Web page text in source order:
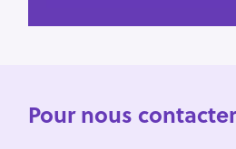
Pour nous contacter